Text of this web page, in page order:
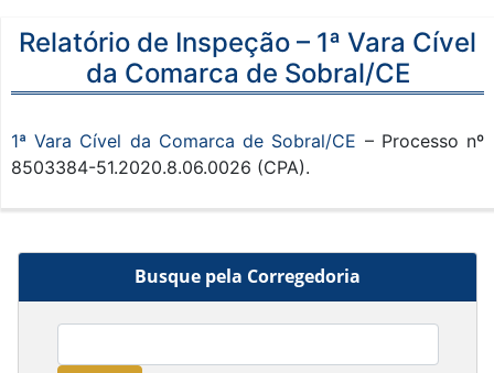
Busque pela Corregedoria
Relatório de Inspeção – 1ª Vara Cível
da Comarca de Sobral/CE
1ª Vara Cível da Comarca de Sobral/CE – Processo nº
8503384-51.2020.8.06.0026 (CPA).